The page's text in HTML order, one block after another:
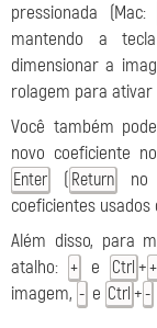
pressionada (Mac:
mantendo a
dimensionar a
rolagem para
Você também
novo coeficiente
Enter ( Return
no
coeficientes
Além disso, para
atalho: + e Ctrl ++
imagem, - e Ctrl +-